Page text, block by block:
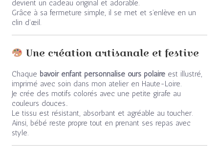
devient un cadeau original et adorable.
Grâce à sa fermeture simple, il se met et s’enlève en un
clin d’œil.
Une création artisanale et festive
Chaque bavoir enfant personnalisé ours polaireest illustré,
imprimé avec soin dans mon atelier en Haute-Loire.
Je crée des motifs colorés avec une petite girafe au
couleurs douces..
Le tissu est résistant, absorbant et agréable au toucher.
Ainsi, bébé reste propre tout en prenant ses repas avec
style.